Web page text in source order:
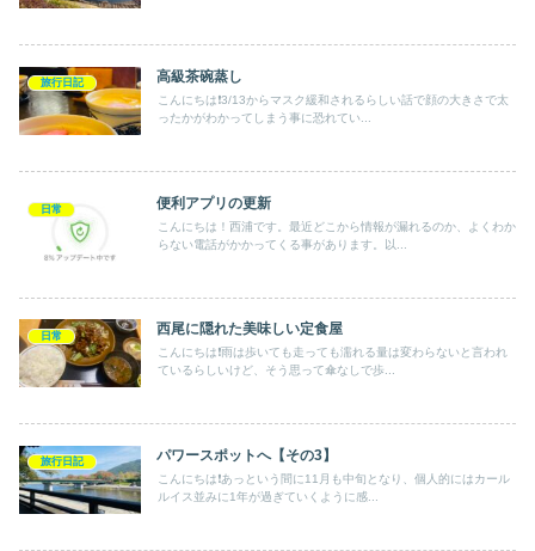
旅行日記 高級茶碗蒸し
こんにちは❗️3/13からマスク緩和されるらしい話で顔の大きさで太
ったかがわかってしまう事に恐れてい...
日常 便利アプリの更新
こんにちは！西浦です。最近どこから情報が漏れるのか、よくわか
らない電話がかかってくる事があります。以...
日常 西尾に隠れた美味しい定食屋
こんにちは❗️雨は歩いても走っても濡れる量は変わらないと言われ
ているらしいけど、そう思って傘なしで歩...
旅行日記 パワースポットへ【その3】
こんにちは❗️あっという間に11月も中旬となり、個人的にはカール
ルイス並みに1年が過ぎていくように感...